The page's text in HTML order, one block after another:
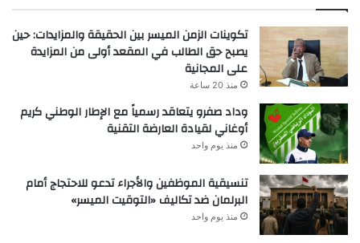
تكوينات الزمن الميسر بين الحقيقة والمزايدات: حين
يصبح حق الطالب في المقعد أولى من المزايدة
على المجانية
منذ 20 ساعة
وداد صفرو يتعاقد رسمياً مع الإطار الوطني كريم
أوغاني لقيادة العارضة التقنية
منذ يوم واحد
تنسيقية الموظفين والأجراء تدعو للاحتجاج أمام
البرلمان ضد تكاليف «التوقيت الميسر»
منذ يوم واحد